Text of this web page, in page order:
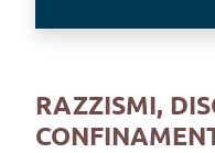
RAZZISMI,